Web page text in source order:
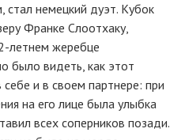
стал немецкий дуэт. Кубок
Франке Слоотхаку,
летнем жеребце
было видеть, как этот
и в своем партнере: при
на его лице была улыбка
всех соперников позади.